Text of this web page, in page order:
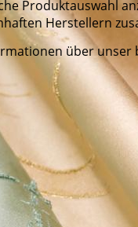
Produktauswahl
Herstellern
über